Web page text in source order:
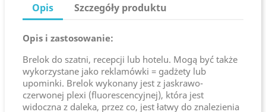
Opis Szczegóły produktu
Opis i zastosowanie:
Brelok do szatni, recepcji lub hotelu. Mogą być także
wykorzystane jako reklamówki = gadżety lub
upominki. Brelok wykonany jest z jaskrawo-
czerwonej plexi (fluorescencyjnej), która jest
widoczna z daleka, przez co, jest łatwy do znalezienia